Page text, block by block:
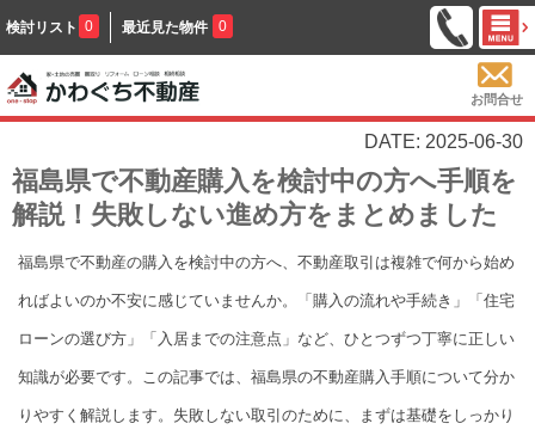
検討リスト 0 最近見た物件 0
お問合せ
DATE: 2025-06-30
福島県で不動産購入を検討中の方へ手順を
解説！失敗しない進め方をまとめました
福島県で不動産の購入を検討中の方へ、不動産取引は複雑で何から始め
ればよいのか不安に感じていませんか。「購入の流れや手続き」「住宅
ローンの選び方」「入居までの注意点」など、ひとつずつ丁寧に正しい
知識が必要です。この記事では、福島県の不動産購入手順について分か
りやすく解説します。失敗しない取引のために、まずは基礎をしっかり